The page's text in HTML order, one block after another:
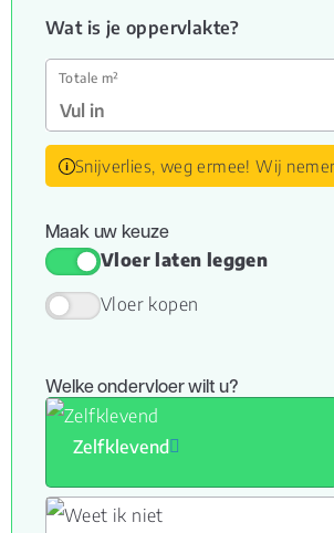
Wat is je oppervlakte?
Totale m²
Snijverlies, weg ermee! Wij
Maak uw keuze
Vloer laten leggen
Vloer kopen
Welke ondervloer wilt u?
Zelfklevend